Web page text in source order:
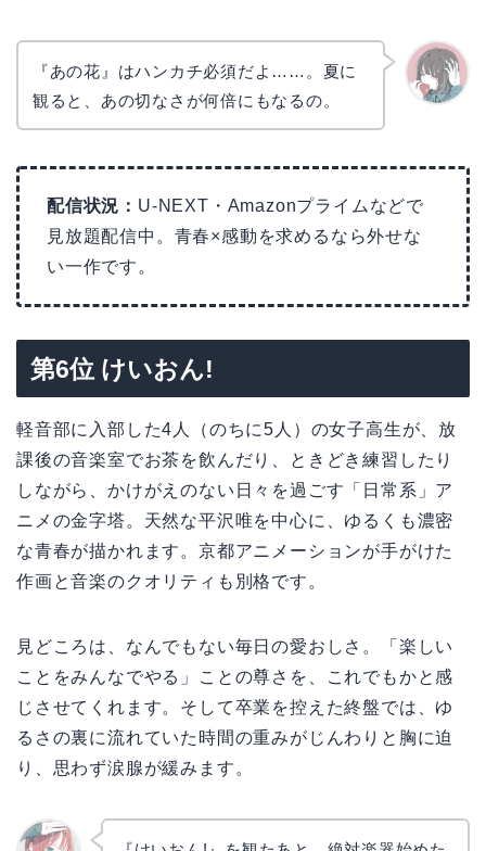
『あの花』はハンカチ必須だよ……。夏に
観ると、あの切なさが何倍にもなるの。
配信状況： U-NEXT・Amazonプライムなどで
見放題配信中。青春×感動を求めるなら外せな
い一作です。
第6位 けいおん!
軽音部に入部した4人（のちに5人）の女子高生が、放
課後の音楽室でお茶を飲んだり、ときどき練習したり
しながら、かけがえのない日々を過ごす「日常系」ア
ニメの金字塔。天然な平沢唯を中心に、ゆるくも濃密
な青春が描かれます。京都アニメーションが手がけた
作画と音楽のクオリティも別格です。
見どころは、なんでもない毎日の愛おしさ。「楽しい
ことをみんなでやる」ことの尊さを、これでもかと感
じさせてくれます。そして卒業を控えた終盤では、ゆ
るさの裏に流れていた時間の重みがじんわりと胸に迫
り、思わず涙腺が緩みます。